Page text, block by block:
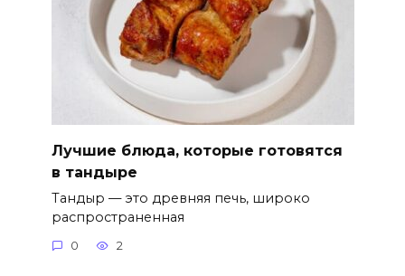
Лучшие блюда, которые готовятся
в тандыре
Тандыр — это древняя печь, широко
распространенная
0 2